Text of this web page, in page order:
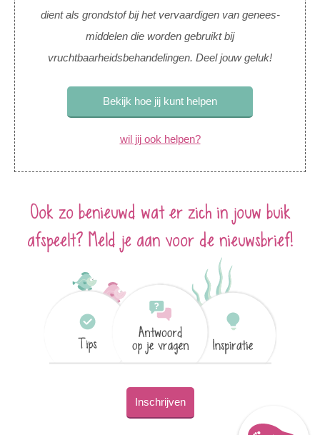
dient als grondstof bij het vervaardigen van genees-
middelen die worden gebruikt bij
vruchtbaarheidsbehandelingen. Deel jouw geluk!
Bekijk hoe jij kunt helpen
wil jij ook helpen?
Ook zo benieuwd wat er zich in jouw buik
afspeelt? Meld je aan voor de nieuwsbrief!
Inschrijven